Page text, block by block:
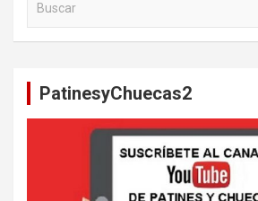
PatinesyChuecas2